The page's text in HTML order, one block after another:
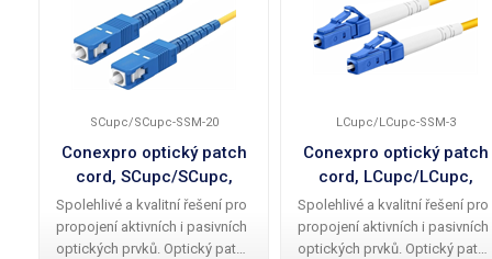
SCupc/SCupc-SSM-20
Conexpro optický patch
cord, SCupc/SCupc,
Simplex, Singlemode
9/125, 20m
Spolehlivé a kvalitní řešení pro
propojení aktivních i pasivních
optických prvků. Optický patch
LCupc/LCupc-SSM-3
Conexpro optický patch
cord, LCupc/LCupc,
Simplex, Singlemode
9/125, 3m
Spolehlivé a kvalitní řešení pro
propojení aktivních i pasivních
optických prvků. Optický patch